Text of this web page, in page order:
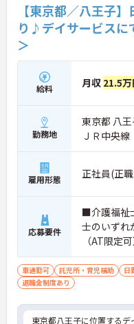
【東京都／八王子
り♪デイサービスに
＞
給料 月収 21.5
勤務地
東京都 八
ＪＲ中央線
雇用形態 正社員(正
応募要件
■介護福祉
士のいず
（AT限定
設経験1年
車通勤可 託児所・育児補助 日
退職金制度あり
東京都八王子に位置するデ